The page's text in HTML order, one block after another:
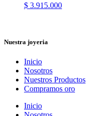
$ 3.915.000
Nuestra joyeria
Inicio
Nosotros
Nuestros Productos
Compramos oro
Inicio